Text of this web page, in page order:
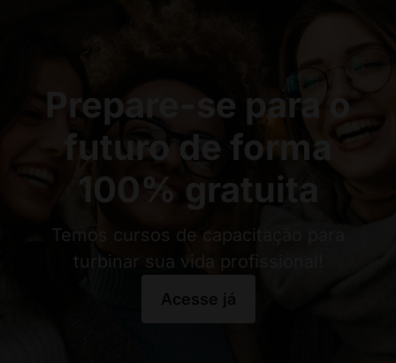
Prepare-se para o
futuro de forma
100% gratuita
Temos cursos de capacitação para
turbinar sua vida profissional!
Acesse já